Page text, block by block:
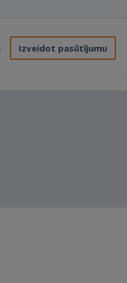
Izveidot pasūtījumu